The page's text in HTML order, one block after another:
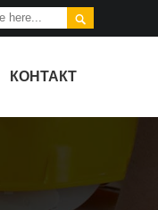

КОНТАКТ